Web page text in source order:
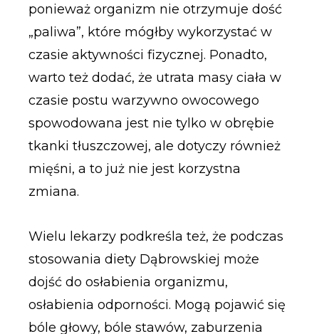
ponieważ organizm nie otrzymuje dość
„paliwa”, które mógłby wykorzystać w
czasie aktywności fizycznej. Ponadto,
warto też dodać, że utrata masy ciała w
czasie postu warzywno owocowego
spowodowana jest nie tylko w obrębie
tkanki tłuszczowej, ale dotyczy również
mięśni, a to już nie jest korzystna
zmiana.
Wielu lekarzy podkreśla też, że podczas
stosowania diety Dąbrowskiej może
dojść do osłabienia organizmu,
osłabienia odporności. Mogą pojawić się
bóle głowy, bóle stawów, zaburzenia